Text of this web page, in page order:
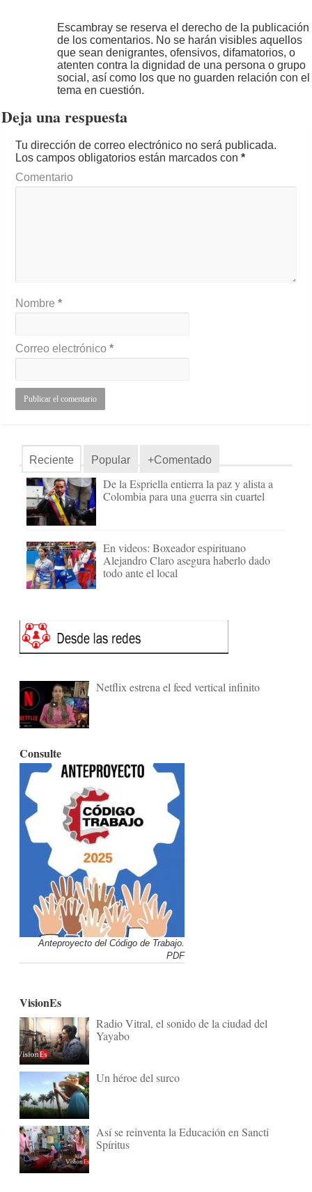
Escambray se reserva el derecho de la publicación
de los comentarios. No se harán visibles aquellos
que sean denigrantes, ofensivos, difamatorios, o
atenten contra la dignidad de una persona o grupo
social, así como los que no guarden relación con el
tema en cuestión.
Deja una respuesta
Tu dirección de correo electrónico no será publicada.
Los campos obligatorios están marcados con*
Comentario
Nombre*
Correo electrónico*
Reciente Popular +Comentado
De la Espriella entierra la paz y alista a
Colombia para una guerra sin cuartel
En videos: Boxeador espirituano
Alejandro Claro asegura haberlo dado
todo ante el local
Netflix estrena el feed vertical infinito
Consulte
Anteproyecto del Código de Trabajo.
PDF
VisionEs
Radio Vitral, el sonido de la ciudad del
Yayabo
Un héroe del surco
Así se reinventa la Educación en Sancti
Spíritus